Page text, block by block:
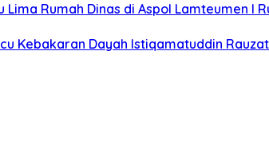
Lima Rumah Dinas di Aspol Lamteumen I
Kebakaran Dayah Istiqamatuddin